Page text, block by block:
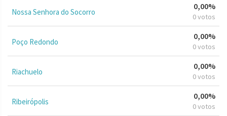
Nossa Senhora do Socorro
0,00%
0 votos
Poço Redondo
0,00%
0 votos
Riachuelo
0,00%
0 votos
Ribeirópolis
0,00%
0 votos